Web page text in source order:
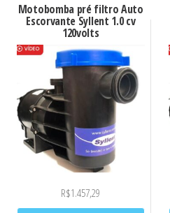
Motobomba pré filtro Auto
Escorvante Syllent 1.0 cv
120volts
R$1.457,29